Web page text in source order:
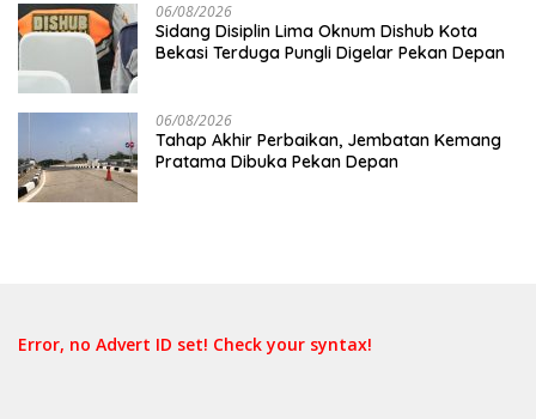
06/08/2026
Sidang Disiplin Lima Oknum Dishub Kota
Bekasi Terduga Pungli Digelar Pekan Depan
06/08/2026
Tahap Akhir Perbaikan, Jembatan Kemang
Pratama Dibuka Pekan Depan
Error, no Advert ID set! Check your syntax!